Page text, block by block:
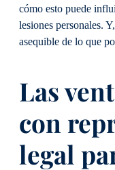
cómo esto puede
lesiones personales.
asequible de lo que
Las
con
legal